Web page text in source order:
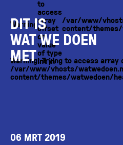
Warning
to
access
array
offset
on
value
of type
int in
/var/www/
content/themes/
DIT IS
WAT WE DOEN
MET
Warning: Trying to access
/var/www/vhosts/
content/themes/watwedoen/
06 MRT 2019